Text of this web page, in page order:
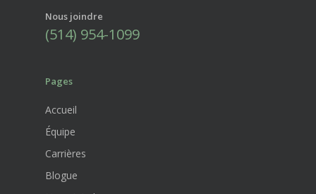
Nous joindre
(514) 954-1099
Pages
Accueil
Équipe
Carrières
Blogue